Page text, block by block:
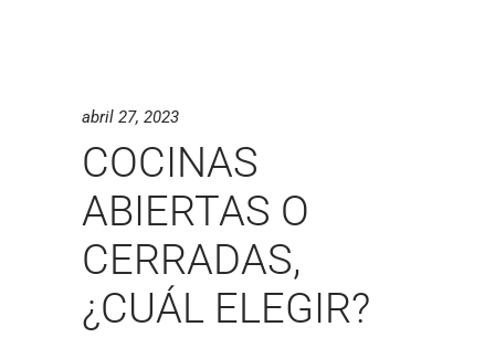
abril 27, 2023
COCINAS
ABIERTAS O
CERRADAS,
¿CUÁL ELEGIR?